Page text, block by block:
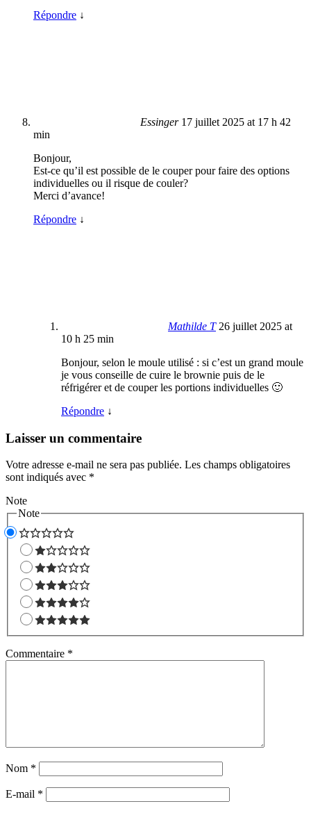
Répondre ↓
Essinger 17 juillet 2025 at 17 h 42
min
Bonjour,
Est-ce qu’il est possible de le couper pour faire des options
individuelles ou il risque de couler?
Merci d’avance!
Répondre ↓
Mathilde T 26 juillet 2025 at
10 h 25 min
Bonjour, selon le moule utilisé : si c’est un grand moule
je vous conseille de cuire le brownie puis de le
réfrigérer et de couper les portions individuelles 🙂
Répondre ↓
Laisser un commentaire
Votre adresse e-mail ne sera pas publiée. Les champs obligatoires
sont indiqués avec *
Note
Note
Commentaire *
Nom *
E-mail *